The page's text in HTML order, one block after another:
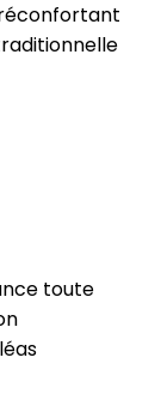
toute